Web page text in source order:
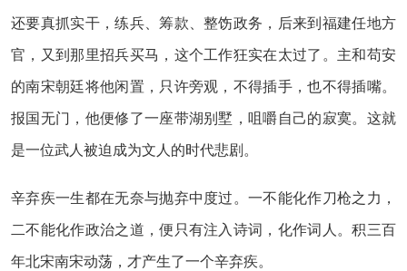
还要真抓实干，练兵、筹款、整饬政务，后来到福建任地方
官，又到那里招兵买马，这个工作狂实在太过了。主和苟安
的南宋朝廷将他闲置，只许旁观，不得插手，也不得插嘴。
报国无门，他便修了一座带湖别墅，咀嚼自己的寂寞。这就
是一位武人被迫成为文人的时代悲剧。
辛弃疾一生都在无奈与抛弃中度过。一不能化作刀枪之力，
二不能化作政治之道，便只有注入诗词，化作词人。积三百
年北宋南宋动荡，才产生了一个辛弃疾。